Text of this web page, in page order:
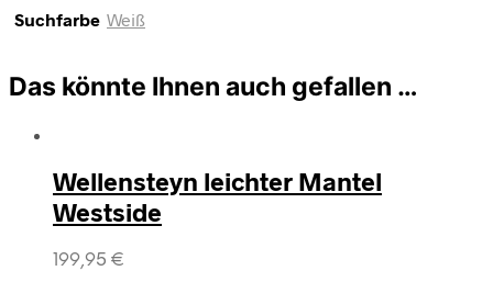
Suchfarbe Weiß
Das könnte Ihnen auch gefallen …
Wellensteyn leichter Mantel
Westside
199,95 €